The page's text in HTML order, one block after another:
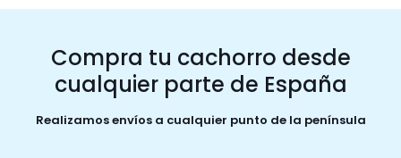
Compra tu cachorro desde
cualquier parte de España
Realizamos envíos a cualquier punto de la península